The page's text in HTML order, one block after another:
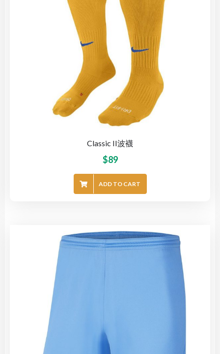
Classic II波襪
$89
ADD TO CART